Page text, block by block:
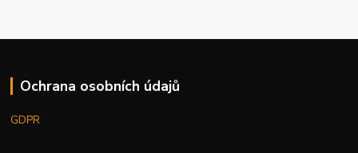
Ochrana osobních údajů
GDPR